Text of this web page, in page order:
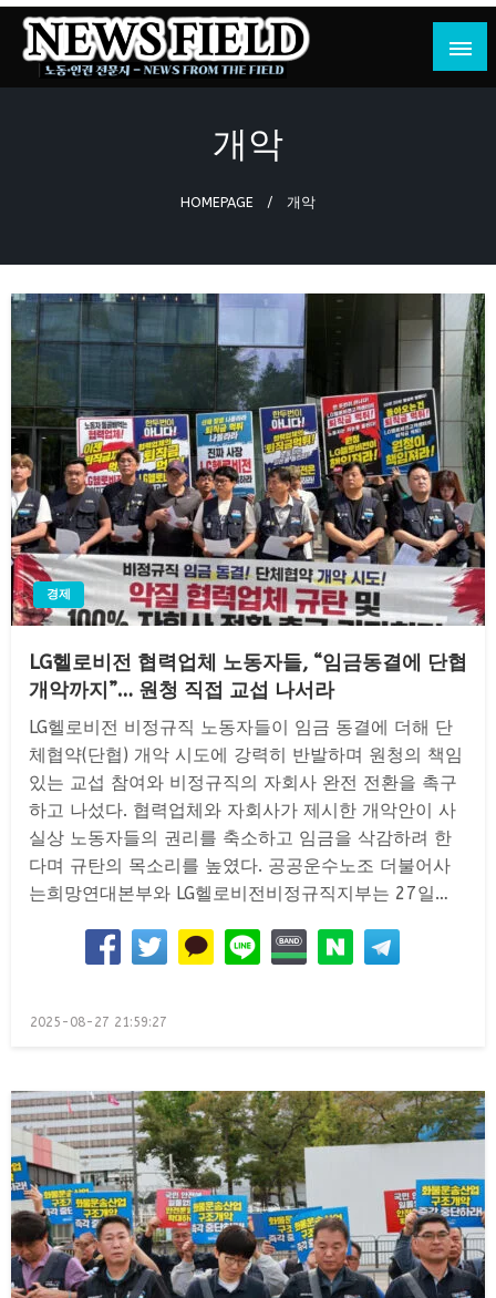
Skip
content
뉴스필드
노동·인권 전문지
개악
HOMEPAGE 개악
경제
LG헬로비전 협력업체 노동자들, “임금동결에 단협
개악까지”… 원청 직접 교섭 나서라
LG헬로비전 비정규직 노동자들이 임금 동결에 더해 단
체협약(단협) 개악 시도에 강력히 반발하며 원청의 책임
있는 교섭 참여와 비정규직의 자회사 완전 전환을 촉구
하고 나섰다. 협력업체와 자회사가 제시한 개악안이 사
실상 노동자들의 권리를 축소하고 임금을 삭감하려 한
다며 규탄의 목소리를 높였다. 공공운수노조 더불어사
는희망연대본부와 LG헬로비전비정규직지부는 27일…
Posted
2025-08-27 21:59:27